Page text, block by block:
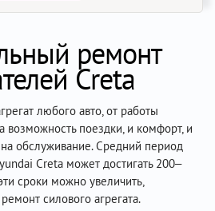
ремонт
Creta
любого авто, от работы
возможность поездки, и комфорт, и
обслуживание. Средний период
Creta может достигать 200–
сроки можно увеличить,
силового агрегата.